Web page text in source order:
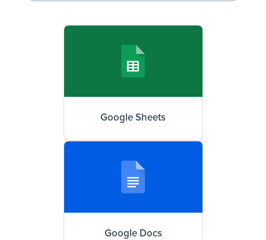
Google Sheets
Google Docs